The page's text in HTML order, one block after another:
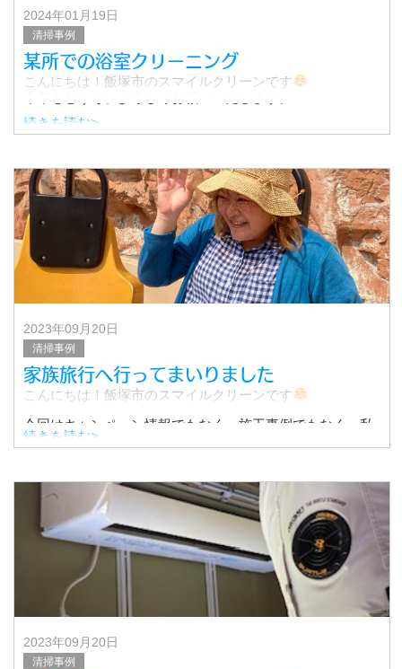
2024年01月19日
清掃事例
某所での浴室クリーニング
こんにちは！飯塚市のスマイルクリーンです
先日、某所にて浴室クリーニングを行いました。
▼天井
続きを読む>
2023年09月20日
清掃事例
家族旅行へ行ってまいりました
こんにちは！飯塚市のスマイルクリーンです
今回はキャンペーン情報でもなく、施工事例でもなく、私
たち家族についての近況報告です。
日家族旅行に
続きを読む>
2023年09月20日
清掃事例